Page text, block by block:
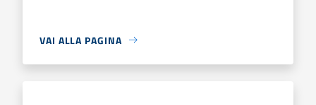
VAI ALLA PAGINA